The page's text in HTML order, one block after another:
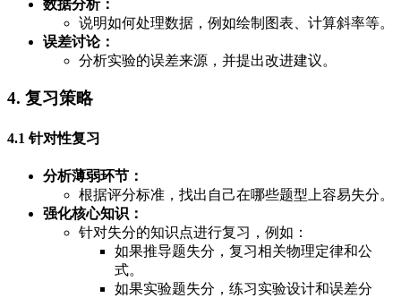
数据分析：
说明如何处理数据，例如绘制图表、计算斜率等。
误差讨论：
分析实验的误差来源，并提出改进建议。
4. 复习策略
4.1 针对性复习
分析薄弱环节：
根据评分标准，找出自己在哪些题型上容易失分。
强化核心知识：
针对失分的知识点进行复习，例如：
如果推导题失分，复习相关物理定律和公
式。
如果实验题失分，练习实验设计和误差分